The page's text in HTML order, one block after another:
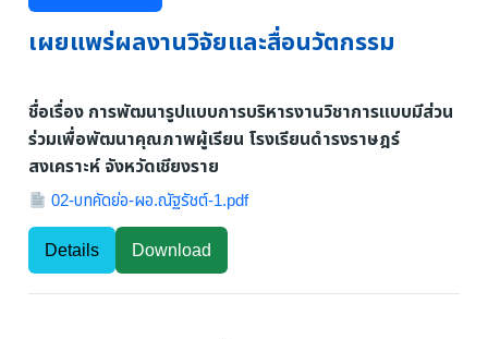
เผยแพร่ผลงานวิจัยและสื่อนวัตกรรม
ชื่อเรื่อง การพัฒนารูปแบบการบริหารงานวิชาการแบบมีส่วน
ร่วมเพื่อพัฒนาคุณภาพผู้เรียน โรงเรียนดำรงราษฎร์
สงเคราะห์ จังหวัดเชียงราย
02-บทคัดย่อ-ผอ.ณัฐรัชต์-1.pdf
Details Download